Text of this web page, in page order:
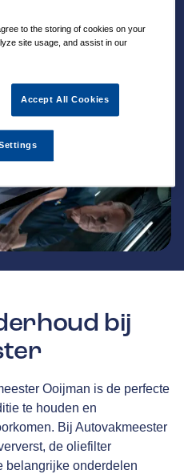
bij
Ooijman is de perfecte
te houden en
Bij Autovakmeester
de oliefilter
belangrijke onderdelen
to the storing of cookies on your
site usage, and assist in our
Accept All Cookies